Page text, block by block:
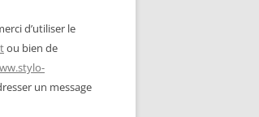
d’utiliser le
ou bien de
un message